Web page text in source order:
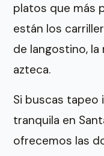
platos que más
están los
de langostino,
azteca.
Si buscas tapeo
tranquila en
ofrecemos las